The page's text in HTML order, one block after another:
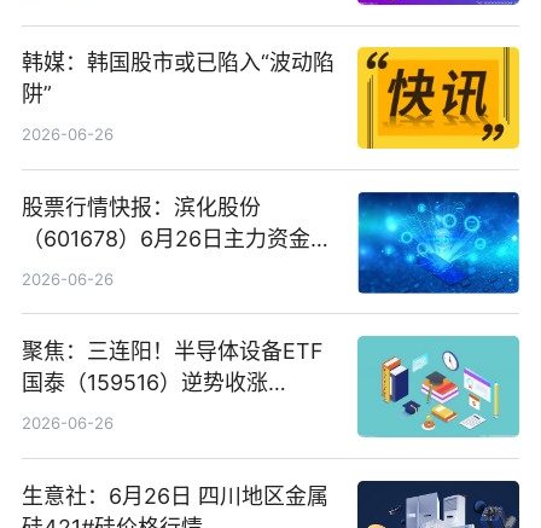
韩媒：韩国股市或已陷入“波动陷
阱”
2026-06-26
股票行情快报：滨化股份
（601678）6月26日主力资金净
卖出5964.34万元
2026-06-26
聚焦：三连阳！半导体设备ETF
国泰（159516）逆势收涨
3.5%，近10日累计净流入超65
2026-06-26
生意社：6月26日 四川地区金属